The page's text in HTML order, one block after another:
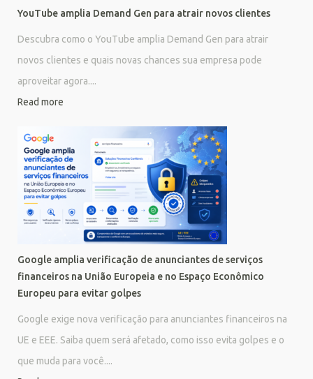
YouTube amplia Demand Gen para atrair novos clientes
Descubra como o YouTube amplia Demand Gen para atrair
novos clientes e quais novas chances sua empresa pode
aproveitar agora....
Read more
Google amplia verificação de anunciantes de serviços
financeiros na União Europeia e no Espaço Econômico
Europeu para evitar golpes
Google exige nova verificação para anunciantes financeiros na
UE e EEE. Saiba quem será afetado, como isso evita golpes e o
que muda para você....